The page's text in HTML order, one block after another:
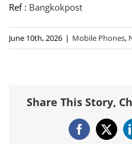
Ref : Bangkokpost
June 10th, 2026 | Mobile Phones,
Share This Story,
Facebook
X